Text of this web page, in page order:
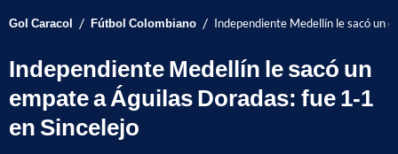
Gol Caracol / Fútbol Colombiano / Independiente Medellín le sacó un
Independiente Medellín le sacó un
empate a Águilas Doradas: fue 1-1
en Sincelejo